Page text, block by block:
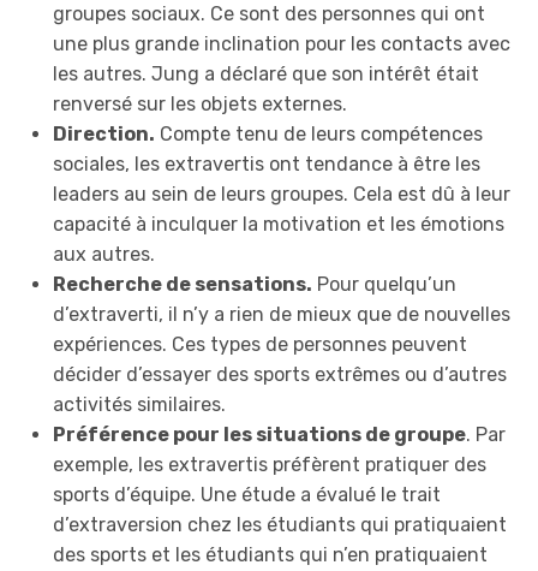
groupes sociaux. Ce sont des personnes qui ont
une plus grande inclination pour les contacts avec
les autres. Jung a déclaré que son intérêt était
renversé sur les objets externes.
Direction. Compte tenu de leurs compétences
sociales, les extravertis ont tendance à être les
leaders au sein de leurs groupes. Cela est dû à leur
capacité à inculquer la motivation et les émotions
aux autres.
Recherche de sensations. Pour quelqu’un
d’extraverti, il n’y a rien de mieux que de nouvelles
expériences. Ces types de personnes peuvent
décider d’essayer des sports extrêmes ou d’autres
activités similaires.
Préférence pour les situations de groupe. Par
exemple, les extravertis préfèrent pratiquer des
sports d’équipe. Une étude a évalué le trait
d’extraversion chez les étudiants qui pratiquaient
des sports et les étudiants qui n’en pratiquaient